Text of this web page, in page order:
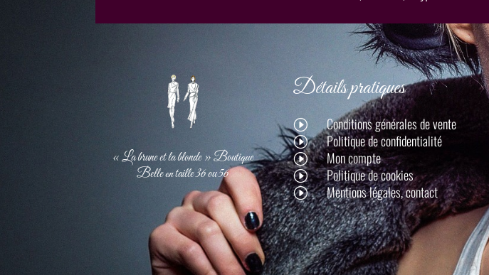
« La brune et la blonde » Boutique
Belle en taille 36 ou 56
Détails pratiques
I Conditions générales de vente
I Politique de confidentialité
I Mon compte
I Politique de cookies
I Mentions légales, contact